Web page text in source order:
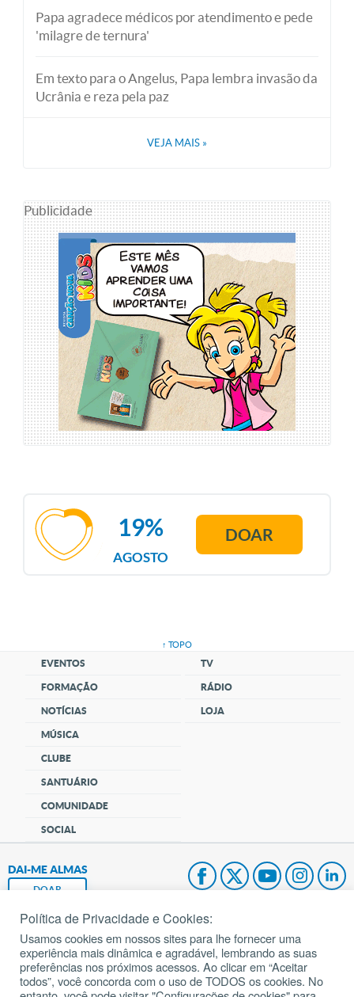
Papa agradece médicos por atendimento e pede
'milagre de ternura'
Em texto para o Angelus, Papa lembra invasão da
Ucrânia e reza pela paz
VEJA MAIS »
Publicidade
AGOSTO
19% DOAR
↑ TOPO
EVENTOS
FORMAÇÃO
NOTÍCIAS
MÚSICA
CLUBE
SANTUÁRIO
COMUNIDADE
SOCIAL
TV
RÁDIO
LOJA
DAI-ME ALMAS
DOAR
Fundação João Paulo II
Pedido de Oração
Mapa do site
Política de Privacidade e Cookies:
Usamos cookies em nossos sites para lhe fornecer uma
experiência mais dinâmica e agradável, lembrando as suas
preferências nos próximos acessos. Ao clicar em “Aceitar
todos”, você concorda com o uso de TODOS os cookies. No